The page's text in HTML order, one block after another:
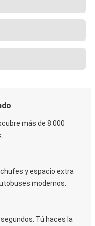
más de 8.000
y espacio extra
modernos.
Tú haces la